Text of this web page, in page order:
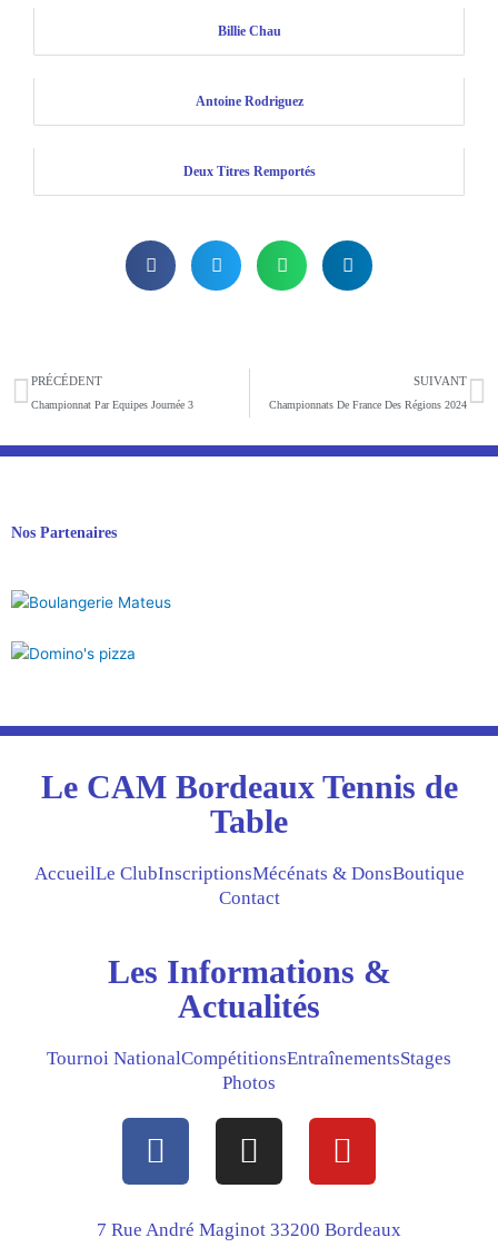
Billie Chau
Antoine Rodriguez
Deux Titres Remportés
Précédent
PRÉCÉDENT
Championnat Par Equipes Journée 3
SUIVANT
Championnats De France Des Régions 2024
Nos Partenaires
Le CAM Bordeaux Tennis de
Table
AccueilLe ClubInscriptionsMécénats & DonsBoutique
Contact
Les Informations &
Actualités
Tournoi NationalCompétitionsEntraînementsStages
Photos
F
a
e
I
n
t
Y
o
t
7 Rue André Maginot 33200 Bordeaux